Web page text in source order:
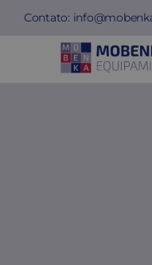
SkipContato: